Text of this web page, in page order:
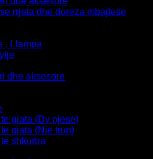
rrjeta dhe doreza mbajtese
, Llampa
dhe aksesore
gjata (Dy pjese)
gjata (Nje trup)
shkurtra